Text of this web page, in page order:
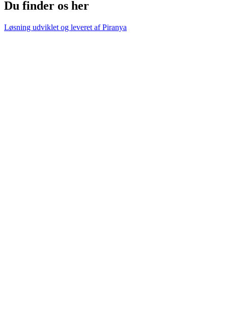
Du finder os her
Løsning udviklet og leveret afPiranya